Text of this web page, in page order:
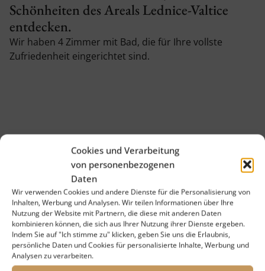
Cookies und Verarbeitung
von personenbezogenen
Daten
Wir verwenden Cookies und andere Dienste für die Personalisierung von
Inhalten, Werbung und Analysen. Wir teilen Informationen über Ihre
Nutzung der Website mit Partnern, die diese mit anderen Daten
kombinieren können, die sich aus Ihrer Nutzung ihrer Dienste ergeben.
Indem Sie auf "Ich stimme zu" klicken, geben Sie uns die Erlaubnis,
persönliche Daten und Cookies für personalisierte Inhalte, Werbung und
Analysen zu verarbeiten.
Schönheiten des Areals Lednice-Valtice
entdecken.
Wir haben 4 Zimmer mit Bad, die für Ihre vollste
Zufriedenheit eingerichtet sind.
Zimmer mit Balkon